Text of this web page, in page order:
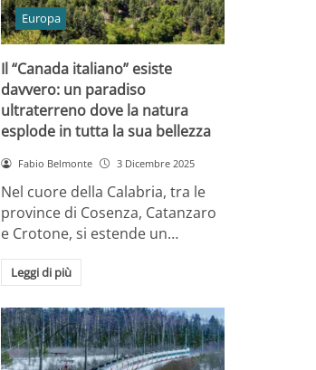
Europa
Il “Canada italiano” esiste
davvero: un paradiso
ultraterreno dove la natura
esplode in tutta la sua bellezza
Fabio Belmonte 3 Dicembre 2025
Nel cuore della Calabria, tra le
province di Cosenza, Catanzaro
e Crotone, si estende un…
Leggi di più